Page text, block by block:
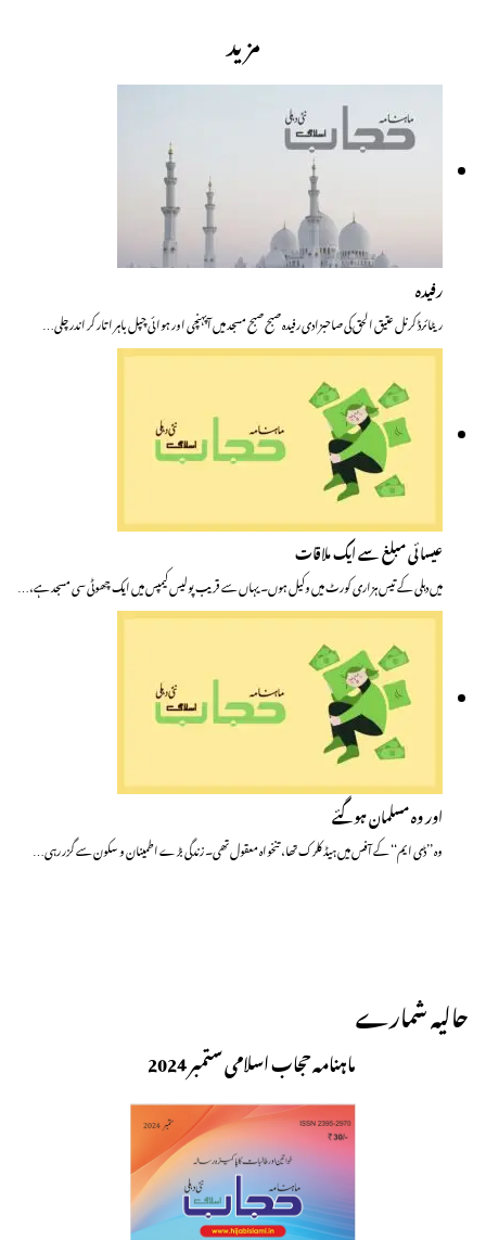
مزید
رفیدہ
ریٹائرڈ کرنل عتیق الحق کی صاحبزادی رفیدہ صبح صبح مسجد میں آپہنچی اور ہوائی چپل باہر اتار کر اندر چلی…
عیسائی مبلغ سے ایک ملاقات
میں دہلی کے تیس ہزاری کورٹ میں وکیل ہوں۔ یہاں سے قریب پولیس کیمپس میں ایک چھوٹی سی مسجد ہے،…
اور وہ مسلمان ہوگئے
وہ ’’ڈی ایم‘‘ کے آفس میں ہیڈ کلرک تھا، تنخواہ معقول تھی۔ زندگی بڑے اطمینان و سکون سے گزر رہی…
حالیہ شمارے
ماہنامہ حجاب اسلامی ستمبر 2024